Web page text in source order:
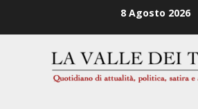
8 Agosto 2026